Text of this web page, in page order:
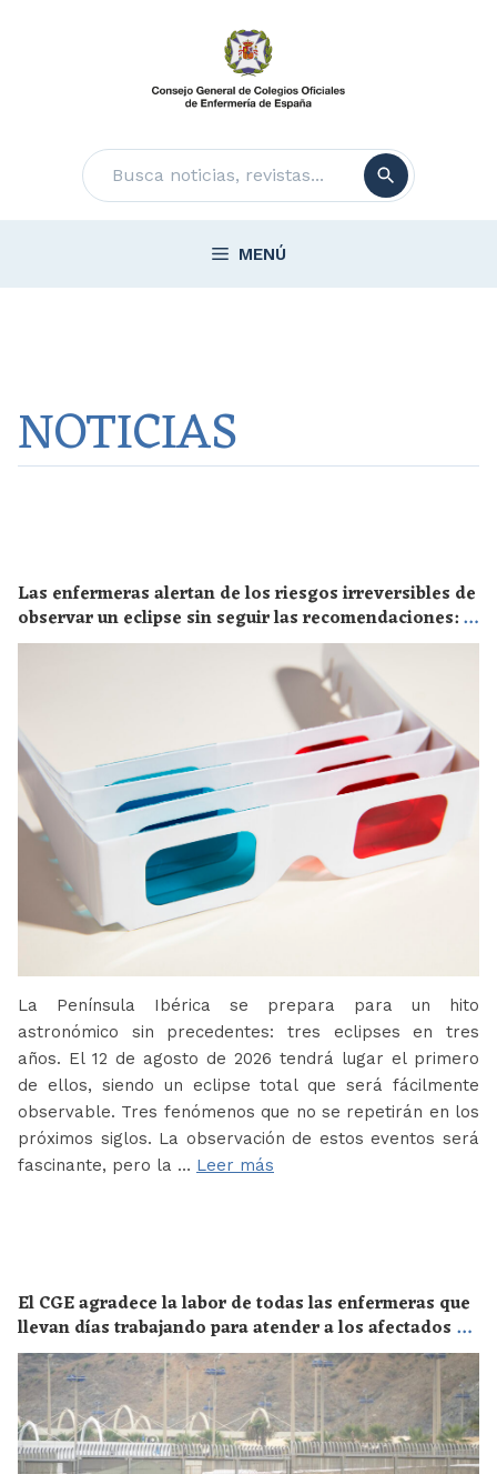
Buscar
MENÚ
NOTICIAS
Las enfermeras alertan de los riesgos irreversibles de
observar un eclipse sin seguir las recomendaciones: la
retinopatía solar es el mayor de los peligros
La Península Ibérica se prepara para un hito
astronómico sin precedentes: tres eclipses en tres
años. El 12 de agosto de 2026 tendrá lugar el primero
de ellos, siendo un eclipse total que será fácilmente
observable. Tres fenómenos que no se repetirán en los
próximos siglos. La observación de estos eventos será
fascinante, pero la … Leer más
El CGE agradece la labor de todas las enfermeras que
llevan días trabajando para atender a los afectados de
la crisis migratoria de Ceuta